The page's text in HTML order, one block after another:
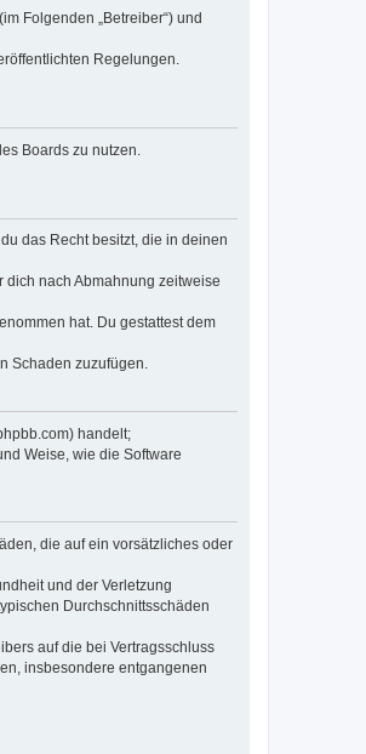
Folgenden „Betreiber“) und
Regelungen.
Boards zu nutzen.
das Recht besitzt, die in deinen
nach Abmahnung zeitweise
hat. Du gestattest dem
Schaden zuzufügen.
handelt;
Weise, wie die Software
die auf ein vorsätzliches oder
und der Verletzung
Durchschnittsschäden
auf die bei Vertragsschluss
insbesondere entgangenen